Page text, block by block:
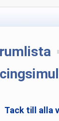
Tack till alla